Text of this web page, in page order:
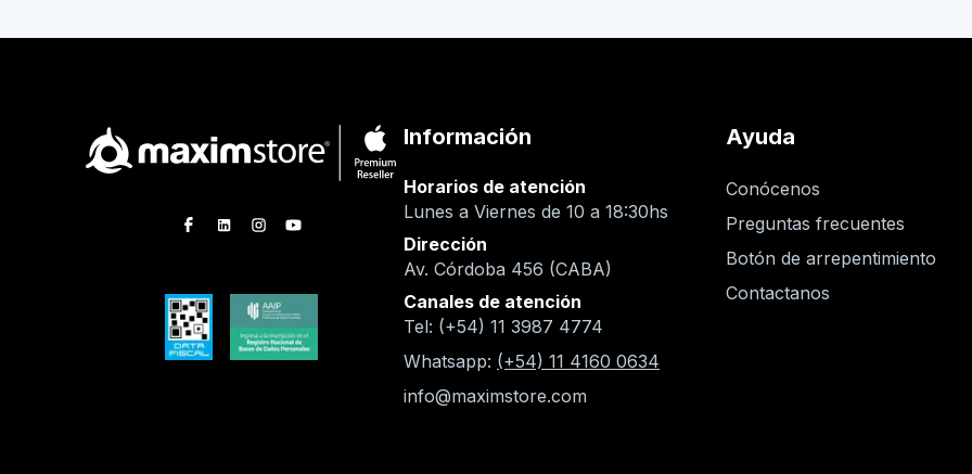
Información
Horarios de atención
Lunes a Viernes de 10 a 18:30hs
Dirección
Av. Córdoba 456 (CABA)
Canales de atención
Tel: (+54) 11 3987 4774
Whatsapp: (+54) 11 4160 0634
info@maximstore.com
Ayuda
Conócenos
Preguntas frecuentes
Botón de arrepentimiento
Contactanos